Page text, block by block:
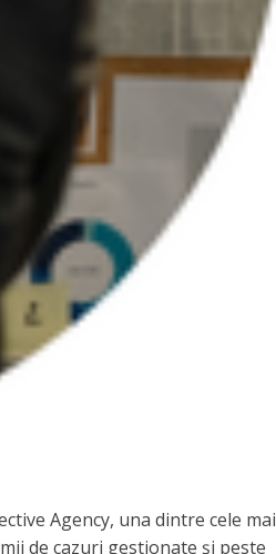
Agency, una dintre cele mai
de cazuri gestionate și peste